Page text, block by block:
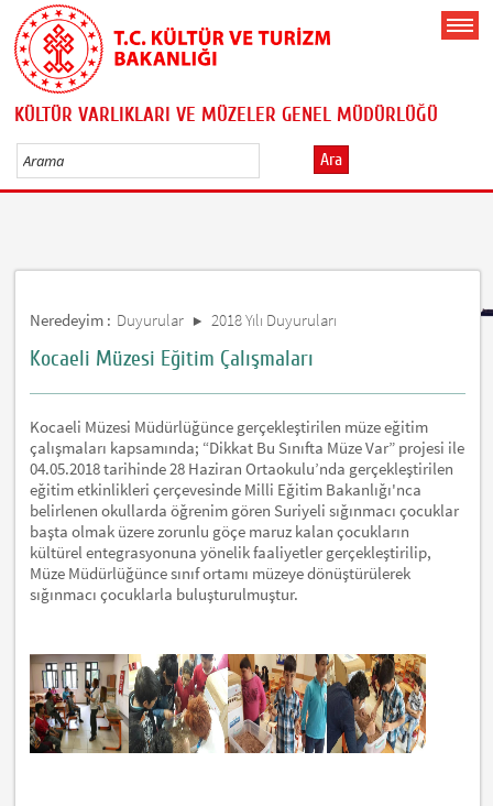
KÜLTÜR VARLIKLARI VE MÜZELER GENEL MÜDÜRLÜĞÜ
Ara
Neredeyim : Duyurular 2018 Yılı Duyuruları
Kocaeli Müzesi Eğitim Çalışmaları
Kocaeli Müzesi Müdürlüğünce gerçekleştirilen müze eğitim
çalışmaları kapsamında; “Dikkat Bu Sınıfta Müze Var” projesi ile
04.05.2018 tarihinde 28 Haziran Ortaokulu’nda gerçekleştirilen
eğitim etkinlikleri çerçevesinde Milli Eğitim Bakanlığı'nca
belirlenen okullarda öğrenim gören Suriyeli sığınmacı çocuklar
başta olmak üzere zorunlu göçe maruz kalan çocukların
kültürel entegrasyonuna yönelik faaliyetler gerçekleştirilip,
Müze Müdürlüğünce sınıf ortamı müzeye dönüştürülerek
sığınmacı çocuklarla buluşturulmuştur.